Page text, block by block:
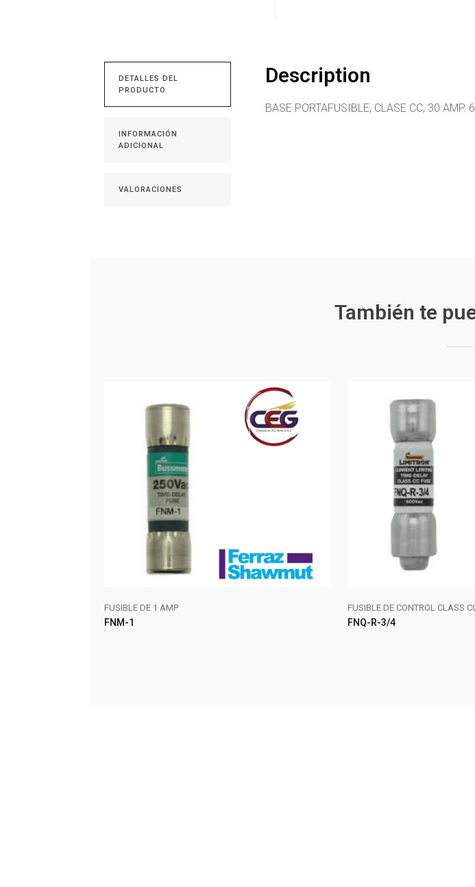
DETALLES DEL
PRODUCTO
INFORMACIÓN
ADICIONAL
VALORACIONES
Description
BASE PORTAFUSIBLE, CLASE CC, 30 AMP.
También te
FUSIBLE DE 1 AMP
FNM-1
FUSIBLE DE CONTROL CLASS
FNQ-R-3/4